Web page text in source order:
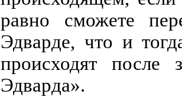
равно сможете
Эдварде, что и
происходят после
Эдварда».